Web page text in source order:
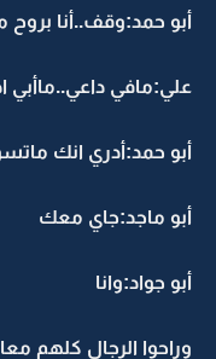
أبو حمد:وقف..أنا
علي:مافي
أبو حمد:أدري انك
أبو ماجد:جاي معك
أبو جواد:وانا
وراحوا الرجال كلهم